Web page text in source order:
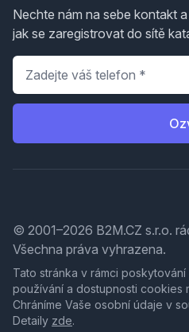
Nechte nám na sebe kontakt
jak se zaregistrovat do sítě
Telefon
© 2001–2026 B2M.CZ s.r.o.
Všechna práva vyhrazena.
Tato stránka v rámci
používání a dostupnosti cookies
Chráníme Vaše osobní údaje v
Detaily zde.